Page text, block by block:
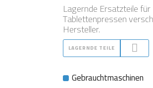
Lagernde Ersatzteile für
Tablettenpressen
Hersteller.
LAGERNDE TEILE
Gebrauchtmaschinen